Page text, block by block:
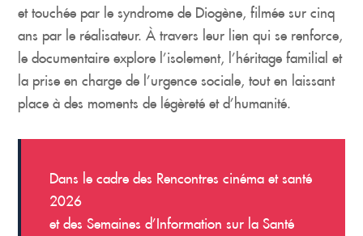
et touchée par le syndrome de Diogène, filmée sur cinq
ans par le réalisateur. À travers leur lien qui se renforce,
le documentaire explore l’isolement, l’héritage familial et
la prise en charge de l’urgence sociale, tout en laissant
place à des moments de légèreté et d’humanité.
Dans le cadre des Rencontres cinéma et santé
2026
et des Semaines d’Information sur la Santé